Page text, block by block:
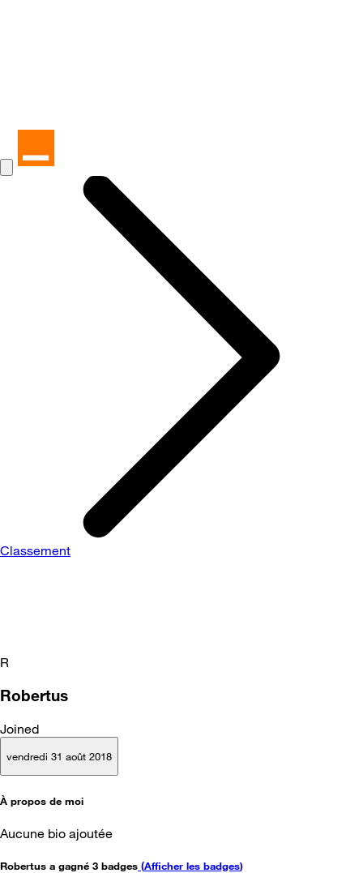
Classement
R
Robertus
Joined
vendredi 31 août 2018
À propos de moi
Aucune bio ajoutée
Robertus a gagné 3 badges (Afficher les badges)